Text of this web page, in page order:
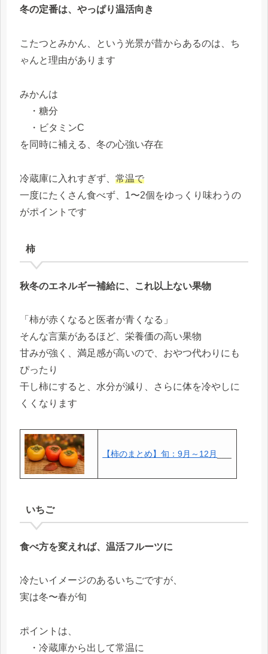
冬の定番は、やっぱり温活向き
こたつとみかん、という光景が昔からあるのは、ち
ゃんと理由があります
みかんは
・糖分
・ビタミンC
を同時に補える、冬の心強い存在
冷蔵庫に入れすぎず、 常温で
一度にたくさん食べず、1〜2個をゆっくり味わうの
がポイントです
柿
秋冬のエネルギー補給に、これ以上ない果物
「柿が赤くなると医者が青くなる」
そんな言葉があるほど、栄養価の高い果物
甘みが強く、満足感が高いので、おやつ代わりにも
ぴったり
干し柿にすると、水分が減り、さらに体を冷やしに
くくなります
【柿のまとめ】旬：9月～12月
いちご
食べ方を変えれば、温活フルーツに
冷たいイメージのあるいちごですが、
実は冬〜春が旬
ポイントは、
・冷蔵庫から出して常温に